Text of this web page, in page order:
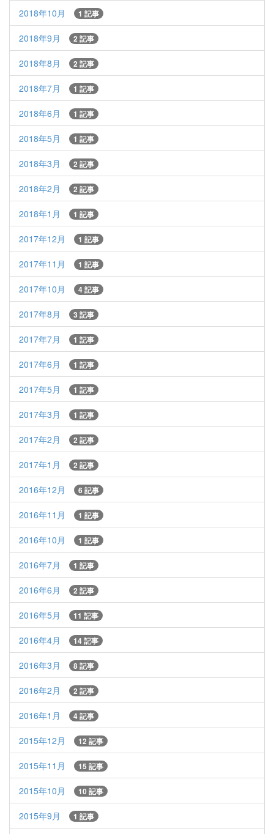
2018年10月 1 記事
2018年9月 2 記事
2018年8月 2 記事
2018年7月 1 記事
2018年6月 1 記事
2018年5月 1 記事
2018年3月 2 記事
2018年2月 2 記事
2018年1月 1 記事
2017年12月 1 記事
2017年11月 1 記事
2017年10月 4 記事
2017年8月 3 記事
2017年7月 1 記事
2017年6月 1 記事
2017年5月 1 記事
2017年3月 1 記事
2017年2月 2 記事
2017年1月 2 記事
2016年12月 6 記事
2016年11月 1 記事
2016年10月 1 記事
2016年7月 1 記事
2016年6月 2 記事
2016年5月 11 記事
2016年4月 14 記事
2016年3月 8 記事
2016年2月 2 記事
2016年1月 4 記事
2015年12月 12 記事
2015年11月 15 記事
2015年10月 10 記事
2015年9月 1 記事